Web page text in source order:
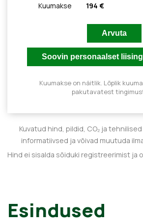
Kuumakse
194 €
Kuumakse on näitlik. Lõplik
pakutavatest
Kuvatud hind, pildid, CO₂ ja
informatiivsed ja võivad muutuda
Hind ei sisalda sõiduki registreerimist ja
Esindused